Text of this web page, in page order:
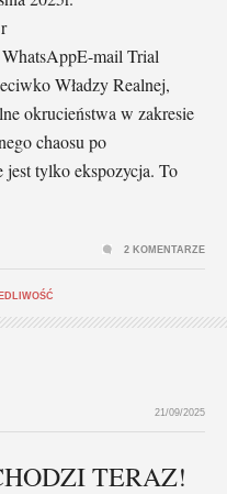
mail Trial
Władzy Realnej,
okrucieństwa w zakresie
chaosu po
tylko ekspozycja. To
2 KOMENTARZE
21/09/2025
TERAZ!